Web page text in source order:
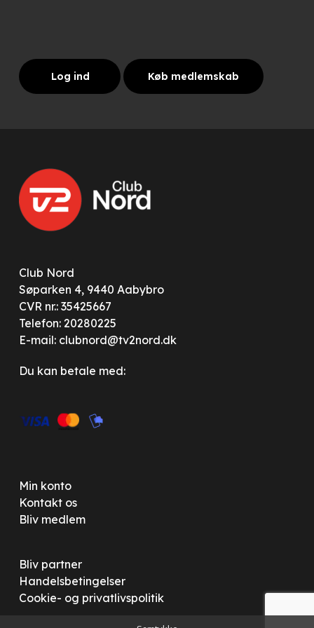
Log ind Køb medlemskab
Club Nord
Søparken 4, 9440 Aabybro
CVR nr.: 35425667
Telefon: 20280225
E-mail: clubnord@tv2nord.dk
Du kan betale med:
Min konto
Kontakt os
Bliv medlem
Bliv partner
Handelsbetingelser
Cookie- og privatlivspolitik